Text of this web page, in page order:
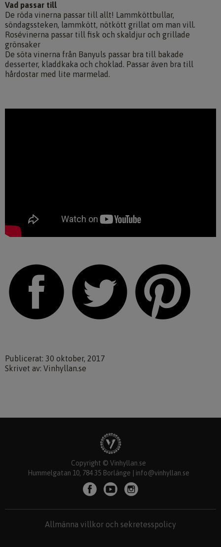
Vad passar till
De röda vinerna passar till allt! Lammköttbullar,
söndagssteken, lammkött, nötkött grillat om man vill.
Rosévinerna passar till fisk och skaldjur och grillade
grönsaker
De söta vinerna från Banyuls passar bra till bakade
desserter, kladdkaka och choklad. Passar även bra till
hårdostar med lite marmelad.
Publicerat: 30 oktober, 2017
Skrivet av: Vinhyllan.se
Copyright © Vinhyllan.se
Hummelgatan 10, 784 35 Borlänge | info@vinhyllan.se
Allmänna villkor och sekretesspolicy